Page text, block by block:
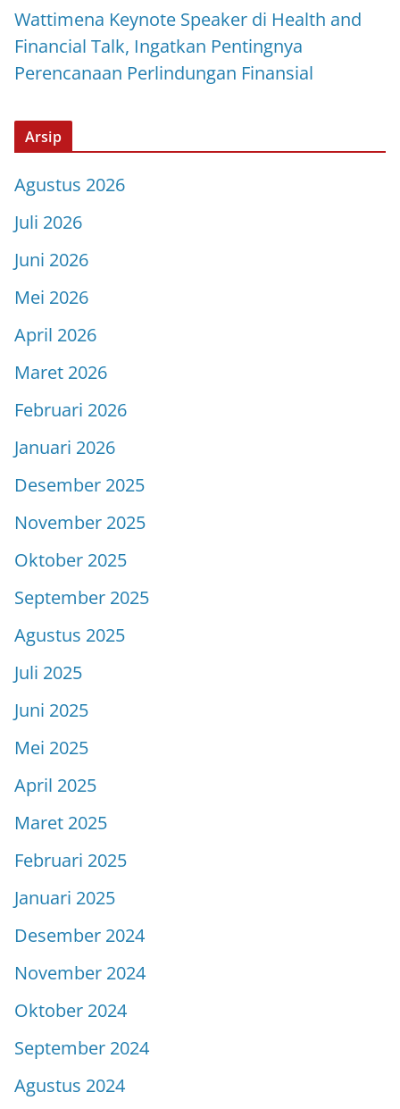
Wattimena Keynote Speaker di Health and
Financial Talk, Ingatkan Pentingnya
Perencanaan Perlindungan Finansial
Arsip
Agustus 2026
Juli 2026
Juni 2026
Mei 2026
April 2026
Maret 2026
Februari 2026
Januari 2026
Desember 2025
November 2025
Oktober 2025
September 2025
Agustus 2025
Juli 2025
Juni 2025
Mei 2025
April 2025
Maret 2025
Februari 2025
Januari 2025
Desember 2024
November 2024
Oktober 2024
September 2024
Agustus 2024